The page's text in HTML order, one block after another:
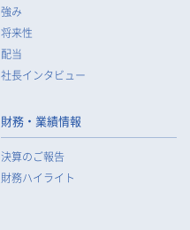
強み
将来性
配当
社長インタビュー
財務・業績情報
決算のご報告
財務ハイライト